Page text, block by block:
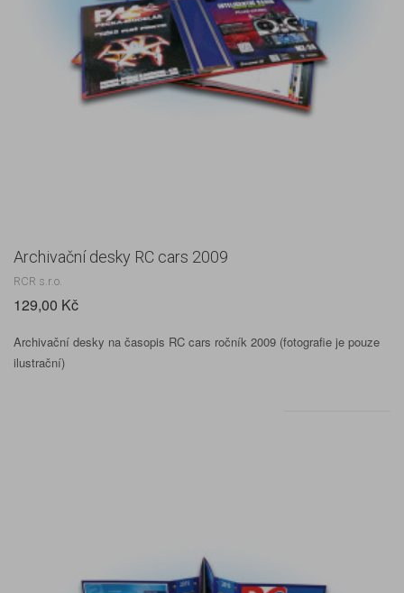
Archivační desky RC cars 2009
RCR s.r.o.
129,00 Kč
Archivační desky na časopis RC cars ročník 2009 (fotografie je pouze
ilustrační)